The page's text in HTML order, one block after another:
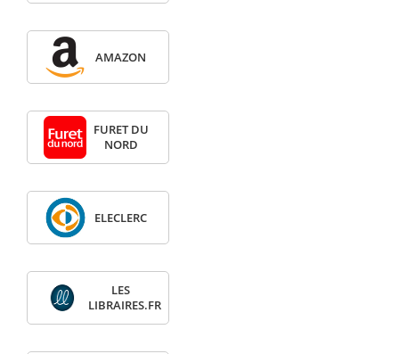
AMAZON
FURET DU
NORD
ELECLERC
LES
LIBRAIRES.FR